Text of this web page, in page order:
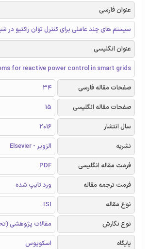
عنوان فارسی
سیستم های چند عاملی برای کنترل توان راکتیو در
عنوان انگلیسی
for reactive power control in smart grids
صفحات مقاله فارسی
34
صفحات مقاله انگلیسی
15
سال انتشار
2016
نشریه
الزویر - Elsevier
فرمت مقاله انگلیسی
PDF
فرمت ترجمه مقاله
ورد تایپ شده
نوع مقاله
ISI
نوع نگارش
مقالات پژوهشی
پایگاه
اسکوپوس